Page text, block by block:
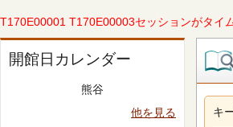
T170E00001 T170E00003セッションがタイ
開館日カレンダー
熊谷
他を見る
キ